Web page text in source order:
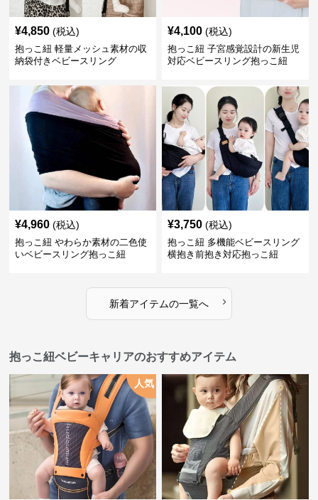
¥4,850 (税込)
抱っこ紐 軽量メッシュ素材の収
納袋付きベビースリング
¥4,100 (税込)
抱っこ紐 子宮感覚設計の新生児
対応ベビースリング抱っこ紐
¥4,960 (税込)
抱っこ紐 やわらか素材の二色使
いベビースリング抱っこ紐
¥3,750 (税込)
抱っこ紐 多機能ベビースリング
横抱き前抱き対応抱っこ紐
新着アイテムの一覧へ ›
抱っこ紐ベビーキャリアのおすすめアイテム
人気